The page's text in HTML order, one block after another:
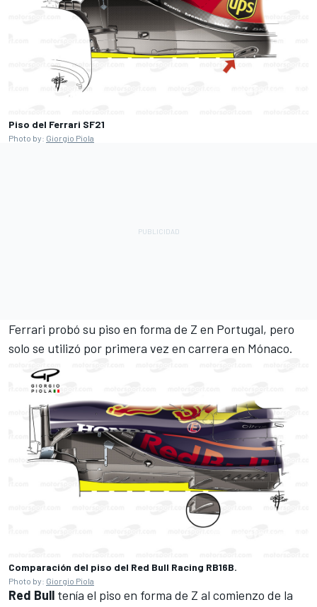
Piso del Ferrari SF21
Photo by: Giorgio Piola
Ferrari probó su piso en forma de Z en Portugal, pero
solo se utilizó por primera vez en carrera en Mónaco.
Comparación del piso del Red Bull Racing RB16B.
Photo by: Giorgio Piola
Red Bull tenía el piso en forma de Z al comienzo de la